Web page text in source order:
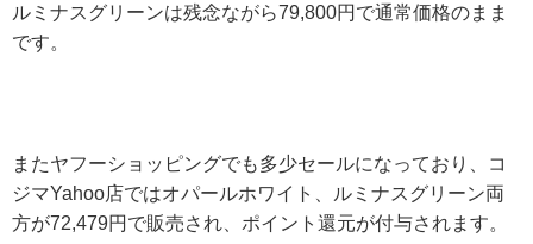
ルミナスグリーンは残念ながら79,800円で通常価格のまま
です。
またヤフーショッピングでも多少セールになっており、コ
ジマYahoo店ではオパールホワイト、ルミナスグリーン両
方が72,479円で販売され、ポイント還元が付与されます。